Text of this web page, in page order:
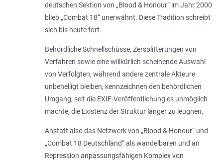
deutschen Sektion von „Blood & Honour“ im Jahr 2000
blieb „Combat 18“ unerwähnt. Diese Tradition schreibt
sich bis heute fort.
Behördliche Schnellschüsse, Zersplitterungen von
Verfahren sowie eine willkürlich scheinende Auswahl
von Verfolgten, während andere zentrale Akteure
unbehelligt bleiben, kennzeichnen den behördlichen
Umgang, seit die EXIF-Veröffentlichung es unmöglich
machte, die Existenz der Struktur länger zu leugnen.
Anstatt also das Netzwerk von „Blood & Honour“ und
„Combat 18 Deutschland“ als wandelbaren und an
Repression anpassungsfähigen Komplex von